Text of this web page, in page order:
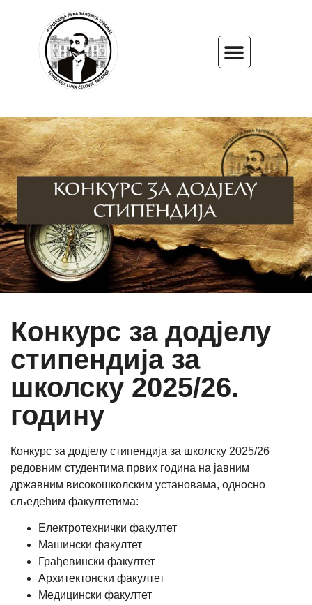
Конкурс за додјелу
стипендија за
школску 2025/26.
годину
Конкурс за додјелу стипендија за школску 2025/26
редовним студентима првих година на јавним
државним високошколским установама, односно
сљедећим факултетима:
Електротехнички факултет
Машински факултет
Грађевински факултет
Архитектонски факултет
Медицински факултет